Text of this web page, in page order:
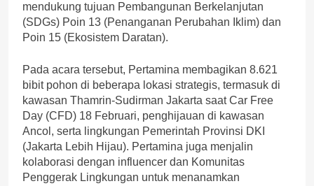
mendukung tujuan Pembangunan Berkelanjutan
(SDGs) Poin 13 (Penanganan Perubahan Iklim) dan
Poin 15 (Ekosistem Daratan).
Pada acara tersebut, Pertamina membagikan 8.621
bibit pohon di beberapa lokasi strategis, termasuk di
kawasan Thamrin-Sudirman Jakarta saat Car Free
Day (CFD) 18 Februari, penghijauan di kawasan
Ancol, serta lingkungan Pemerintah Provinsi DKI
(Jakarta Lebih Hijau). Pertamina juga menjalin
kolaborasi dengan influencer dan Komunitas
Penggerak Lingkungan untuk menanamkan